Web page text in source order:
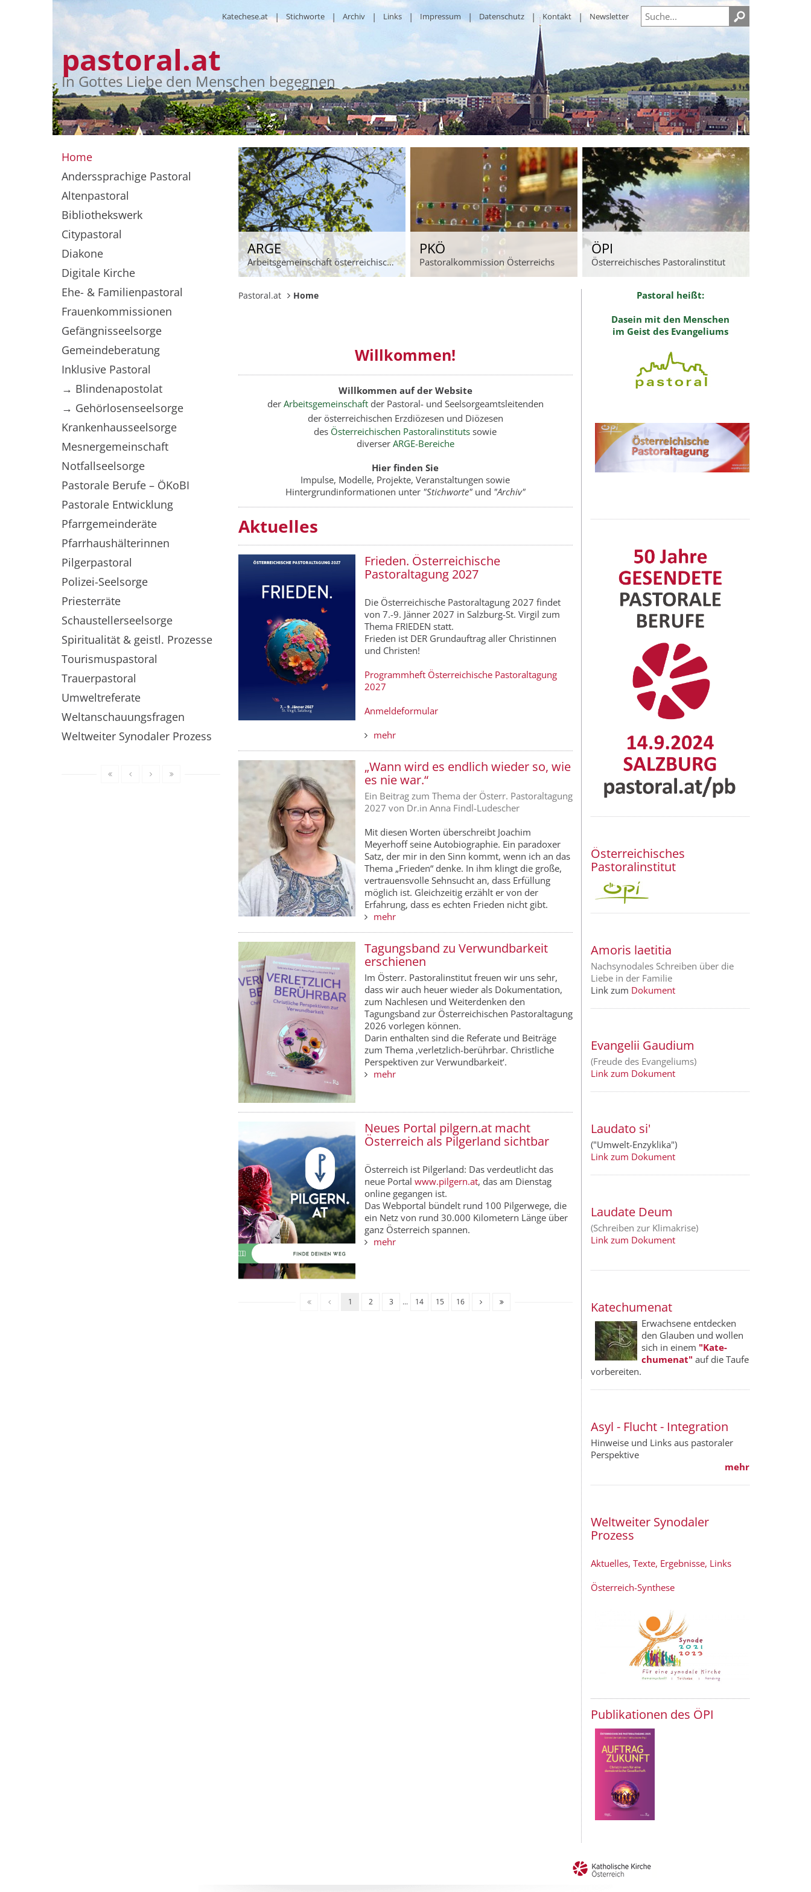
pastoral.at
In Gottes Liebe den Menschen begegnen
Katechese.at Stichworte Archiv Links Impressum Datenschutz Kontakt Newsletter
ARGE
Arbeitsgemeinschaft österreichischer Pastoralämter
PKÖ
Pastoralkommission Österreichs
ÖPI
Österreichisches Pastoralinstitut
Pastoral.at Home
Willkommen!
Willkommen auf der Website
der Arbeitsgemeinschaft der Pastoral- und Seelsorgeamtsleitenden
der österreichischen Erzdiözesen und Diözesen
des Österreichischen Pastoralinstituts sowie
diverser ARGE-Bereiche
Hier finden Sie
Impulse, Modelle, Projekte, Veranstaltungen sowie
Hintergrundinformationen unter "Stichworte"und "Archiv"
Aktuelles
Frieden. Österreichische
Pastoraltagung 2027
Die Österreichische Pastoraltagung 2027 findet
von 7.-9. Jänner 2027 in Salzburg-St. Virgil zum
Thema FRIEDEN statt.
Frieden ist DER Grundauftrag aller Christinnen
und Christen!
Programmheft Österreichische Pastoraltagung
2027
Anmeldeformular
mehr
„Wann wird es endlich wieder so, wie
es nie war.“
Ein Beitrag zum Thema der Österr. Pastoraltagung
2027 von Dr.in Anna Findl-Ludescher
Mit diesen Worten überschreibt Joachim
Meyerhoff seine Autobiographie. Ein paradoxer
Satz, der mir in den Sinn kommt, wenn ich an das
Thema „Frieden“ denke. In ihm klingt die große,
vertrauensvolle Sehnsucht an, dass Erfüllung
möglich ist. Gleichzeitig erzählt er von der
Erfahrung, dass es echten Frieden nicht gibt.
mehr
Tagungsband zu Verwundbarkeit
erschienen
Im Österr. Pastoralinstitut freuen wir uns sehr,
dass wir auch heuer wieder als Dokumentation,
zum Nachlesen und Weiterdenken den
Tagungsband zur Österreichischen Pastoraltagung
2026 vorlegen können.
Darin enthalten sind die Referate und Beiträge
zum Thema ‚verletzlich-berührbar. Christliche
Perspektiven zur Verwundbarkeit‘.
mehr
Neues Portal pilgern.at macht
Österreich als Pilgerland sichtbar
Österreich ist Pilgerland: Das verdeutlicht das
neue Portal www.pilgern.at, das am Dienstag
online gegangen ist.
Das Webportal bündelt rund 100 Pilgerwege, die
ein Netz von rund 30.000 Kilometern Länge über
ganz Österreich spannen.
mehr
1 2 3 ... 14 15 16
Pastoral heißt:
Dasein mit den Menschen
im Geist des Evangeliums
Österreichisches
Pastoralinstitut
Amoris laetitia
Nachsynodales Schreiben über die
Liebe in der Familie
Link zum Dokument
Evangelii Gaudium
(Freude des Evangeliums)
Link zum Dokument
Laudato si'
("Umwelt-Enzyklika")
Link zum Dokument
Laudate Deum
(Schreiben zur Klimakrise)
Link zum Dokument
Katechumenat
Erwachsene entdecken
den Glauben und wollen
sich in einem "Kate­
chumenat" auf die Taufe
vorbereiten.
Asyl - Flucht - Integration
Hinweise und Links aus pastoraler
Perspektive
mehr
Weltweiter Synodaler
Prozess
Aktuelles, Texte, Ergebnisse, Links
Österreich-Synthese
Publikationen des ÖPI
Home
Anderssprachige Pastoral
Altenpastoral
Bibliothekswerk
Citypastoral
Diakone
Digitale Kirche
Ehe- & Familienpastoral
Frauenkommissionen
Gefängnisseelsorge
Gemeindeberatung
Inklusive Pastoral
→ Blindenapostolat
→ Gehörlosenseelsorge
Krankenhausseelsorge
Mesnergemeinschaft
Notfallseelsorge
Pastorale Berufe – ÖKoBI
Pastorale Entwicklung
Pfarrgemeinderäte
Pfarrhaushälterinnen
Pilgerpastoral
Polizei-Seelsorge
Priesterräte
Schaustellerseelsorge
Spiritualität & geistl. Prozesse
Tourismuspastoral
Trauerpastoral
Umweltreferate
Weltanschauungsfragen
Weltweiter Synodaler Prozess